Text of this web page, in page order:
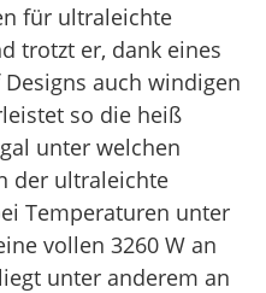
für ultraleichte
trotzt er, dank eines
auch windigen
so die heiß
unter welchen
der ultraleichte
Temperaturen unter
vollen 3260 W an
unter anderem an